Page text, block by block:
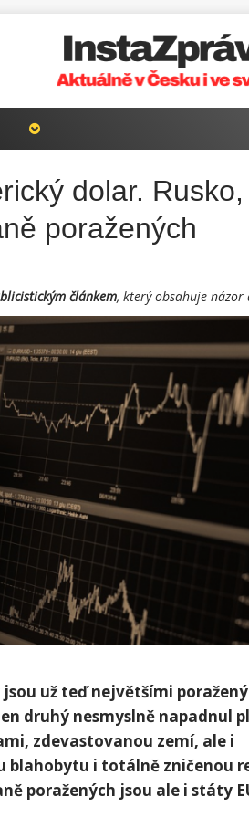
dolar. Rusko,
poražených
článkem, který obsahuje názor
už teď největšími
druhý nesmyslně napadnul
zdevastovanou zemí, ale i
i totálně zničenou
poražených jsou ale i státy